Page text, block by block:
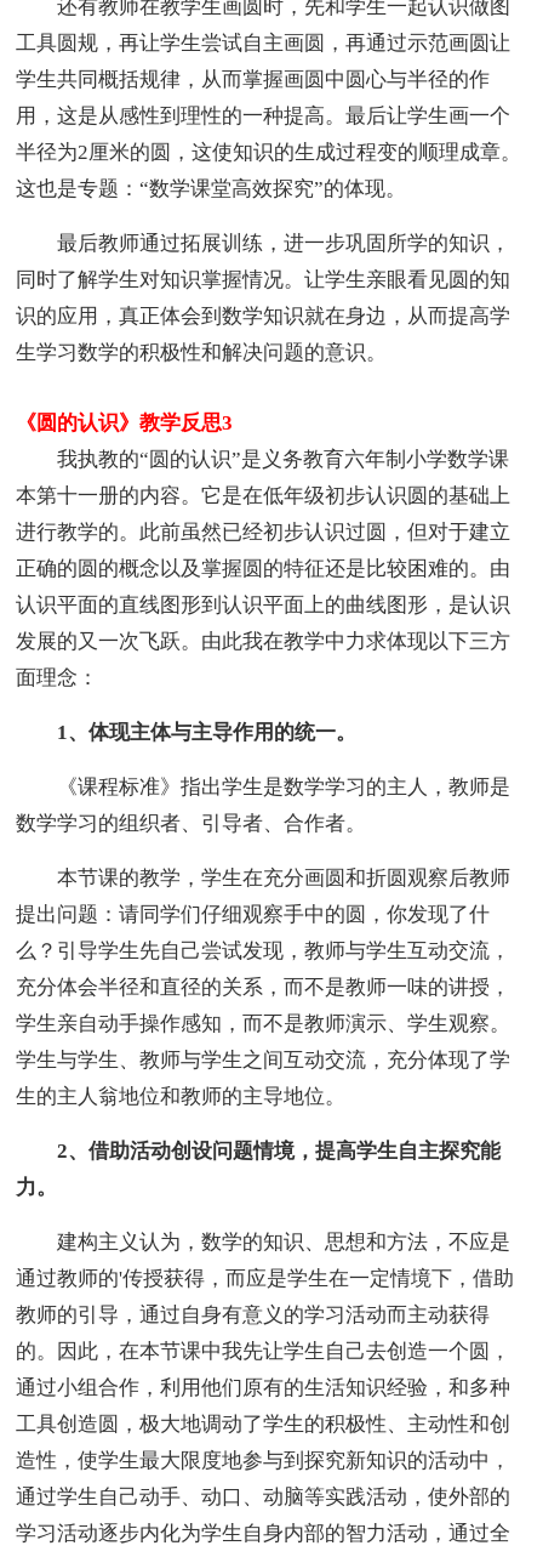
还有教师在教学生画圆时，先和学生一起认识做图
工具圆规，再让学生尝试自主画圆，再通过示范画圆让
学生共同概括规律，从而掌握画圆中圆心与半径的作
用，这是从感性到理性的一种提高。最后让学生画一个
半径为2厘米的圆，这使知识的生成过程变的顺理成章。
这也是专题：“数学课堂高效探究”的体现。
最后教师通过拓展训练，进一步巩固所学的知识，
同时了解学生对知识掌握情况。让学生亲眼看见圆的知
识的应用，真正体会到数学知识就在身边，从而提高学
生学习数学的积极性和解决问题的意识。
《圆的认识》教学反思3
我执教的“圆的认识”是义务教育六年制小学数学课
本第十一册的内容。它是在低年级初步认识圆的基础上
进行教学的。此前虽然已经初步认识过圆，但对于建立
正确的圆的概念以及掌握圆的特征还是比较困难的。由
认识平面的直线图形到认识平面上的曲线图形，是认识
发展的又一次飞跃。由此我在教学中力求体现以下三方
面理念：
1、体现主体与主导作用的统一。
《课程标准》指出学生是数学学习的主人，教师是
数学学习的组织者、引导者、合作者。
本节课的教学，学生在充分画圆和折圆观察后教师
提出问题：请同学们仔细观察手中的圆，你发现了什
么？引导学生先自己尝试发现，教师与学生互动交流，
充分体会半径和直径的关系，而不是教师一味的讲授，
学生亲自动手操作感知，而不是教师演示、学生观察。
学生与学生、教师与学生之间互动交流，充分体现了学
生的主人翁地位和教师的主导地位。
2、借助活动创设问题情境，提高学生自主探究能
力。
建构主义认为，数学的知识、思想和方法，不应是
通过教师的'传授获得，而应是学生在一定情境下，借助
教师的引导，通过自身有意义的学习活动而主动获得
的。因此，在本节课中我先让学生自己去创造一个圆，
通过小组合作，利用他们原有的生活知识经验，和多种
工具创造圆，极大地调动了学生的积极性、主动性和创
造性，使学生最大限度地参与到探究新知识的活动中，
通过学生自己动手、动口、动脑等实践活动，使外部的
学习活动逐步内化为学生自身内部的智力活动，通过全